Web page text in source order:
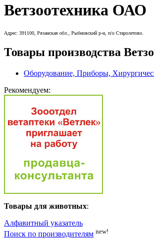
Ветзоотехника ОАО
Адрес: 391100, Рязанская обл., Рыбновский р-н, п/о Старолетово.
Товары производства
Оборудование, Приборы,
Рекомендуем:
Товары для животных:
Алфавитный указатель
Поиск по производителям new!